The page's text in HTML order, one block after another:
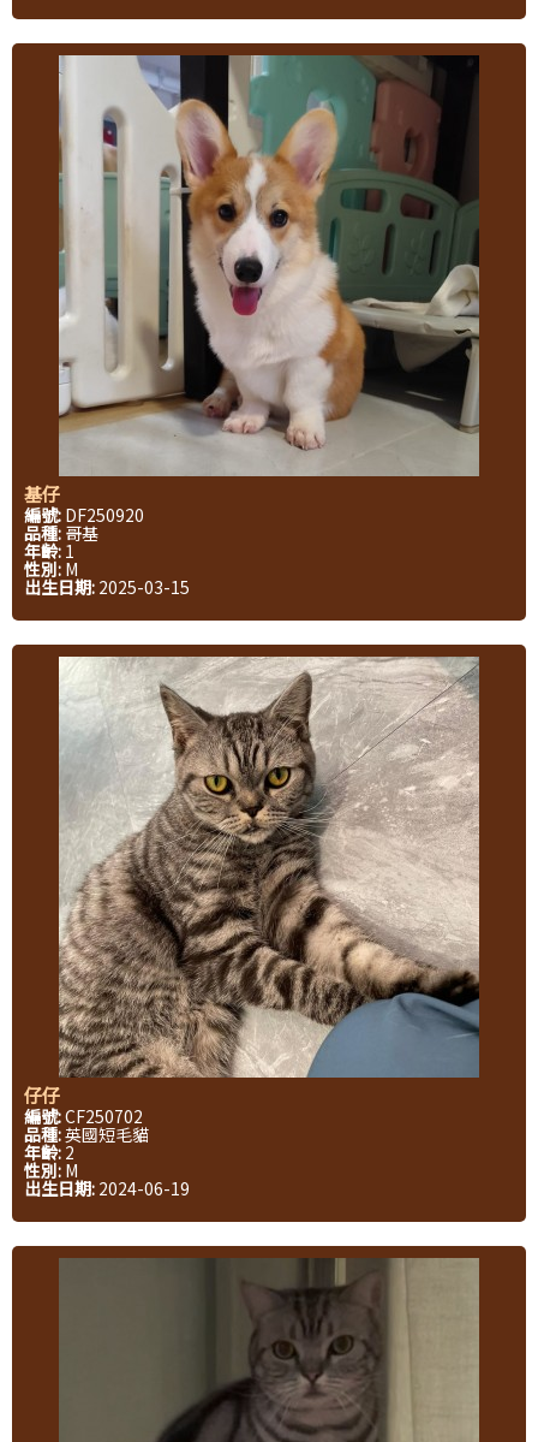
基仔
編號: DF250920
品種: 哥基
年齡: 1
性別: M
出生日期: 2025-03-15
仔仔
編號:CF250702
品種:英國短毛貓
年齡: 2
性別: M
出生日期: 2024-06-19